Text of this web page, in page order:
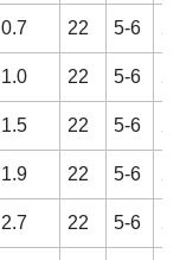
0.7 22 5-6
1.0 22 5-6
1.5 22 5-6
1.9 22 5-6
2.7 22 5-6